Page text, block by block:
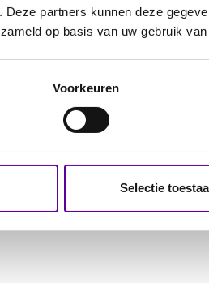
Deze partners kunnen deze
op basis van uw gebruik
Voorkeuren
Selectie